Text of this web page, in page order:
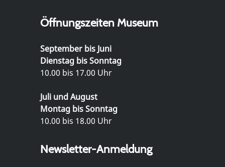
Öffnungszeiten Museum
September bis Juni
Dienstag bis Sonntag
10.00 bis 17.00 Uhr
Juli und August
Montag bis Sonntag
10.00 bis 18.00 Uhr
Newsletter-Anmeldung